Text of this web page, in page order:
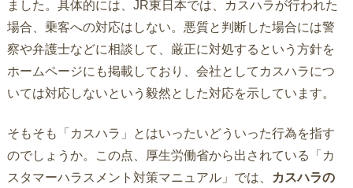
ました。具体的には、JR東日本では、カスハラが行われた
場合、乗客への対応はしない。悪質と判断した場合には警
察や弁護士などに相談して、厳正に対処するという方針を
ホームページにも掲載しており、会社としてカスハラにつ
いては対応しないという毅然とした対応を示しています。
そもそも「カスハラ」とはいったいどういった行為を指す
のでしょうか。この点、厚生労働省から出されている「カ
スタマーハラスメント対策マニュアル」では、
カスハラの